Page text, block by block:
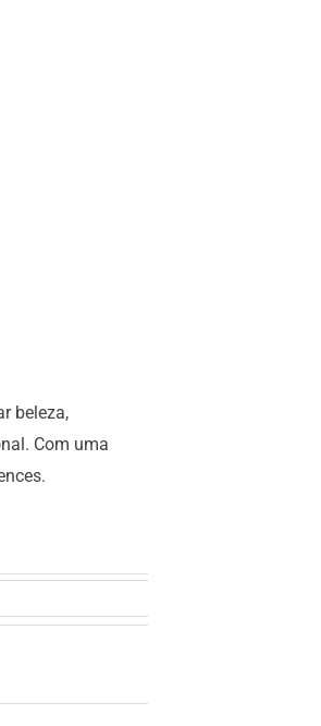
beleza,
Com uma